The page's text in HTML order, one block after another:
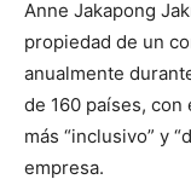
Anne Jakapong
propiedad de un
anualmente
de 160 países,
más “inclusivo” y
empresa.